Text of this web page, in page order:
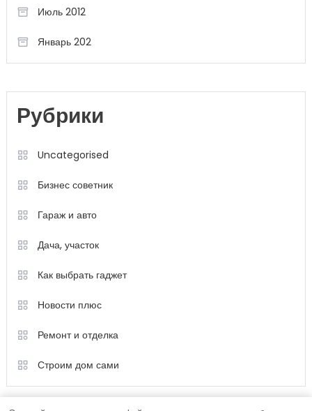
Июль 2012
Январь 202
Рубрики
Uncategorised
Бизнес советник
Гараж и авто
Дача, участок
Как выбрать гаджет
Новости плюс
Ремонт и отделка
Строим дом сами